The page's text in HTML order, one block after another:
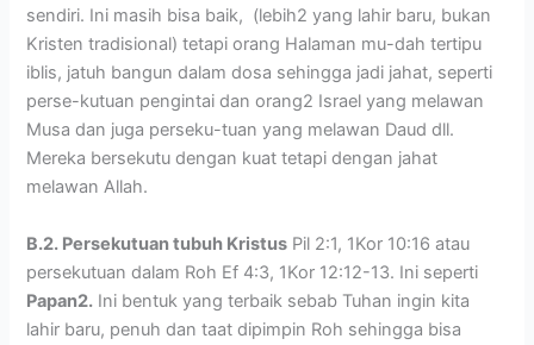
sendiri. Ini masih bisa baik, (lebih2 yang lahir baru, bukan
Kristen tradisional) tetapi orang Halaman mu-dah tertipu
iblis, jatuh bangun dalam dosa sehingga jadi jahat, seperti
perse-kutuan pengintai dan orang2 Israel yang melawan
Musa dan juga perseku-tuan yang melawan Daud dll.
Mereka bersekutu dengan kuat tetapi dengan jahat
melawan Allah.
B.2. Persekutuan tubuh Kristus Pil 2:1, 1Kor 10:16 atau
persekutuan dalam Roh Ef 4:3, 1Kor 12:12-13. Ini seperti
Papan2. Ini bentuk yang terbaik sebab Tuhan ingin kita
lahir baru, penuh dan taat dipimpin Roh sehingga bisa